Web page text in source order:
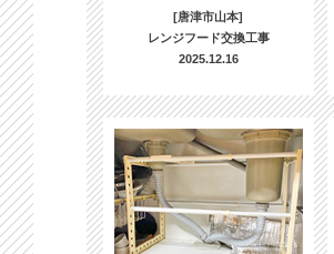
[唐津市山本]
レンジフード交換工事
2025.12.16